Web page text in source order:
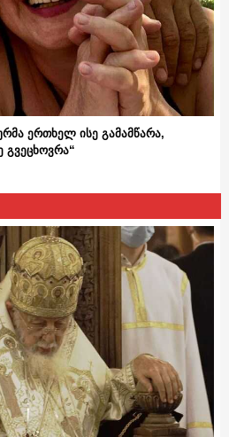
ერთხელ ისე გამამწარა,
გვეცხოვრა“